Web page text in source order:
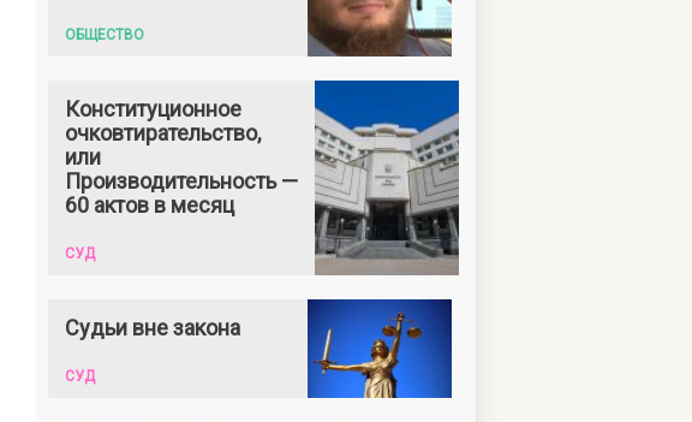
ОБЩЕСТВО
Конституционное
очковтирательство,
или
Производительность —
60 актов в месяц
СУД
Судьи вне закона
СУД